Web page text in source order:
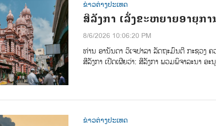
ຂ່າວຕ່າງປະເທດ
ສີລັງກາ ເລັ່ງຂະຫຍາຍອາຍຸກ
8/6/2026 10:06:20 PM
ທ່ານ ອານັນດາ ວິເຈປາລາ ລັດຖະມົນຕີ ກະຊວງ
ສີລັງກາ ເປີດເຜີຍວ່າ: ສີລັງກາ ພວມພິຈາລະນາ
ຂ່າວຕ່າງປະເທດ